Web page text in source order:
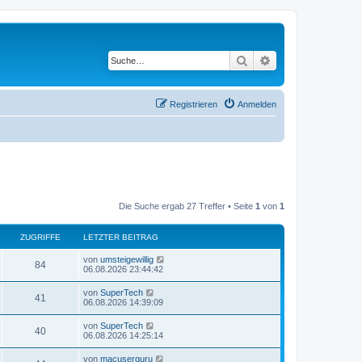
Suche
Anmelden
Registrieren
Die Suche ergab 27 Treffer • Seite 1 von 1
ZUGRIFFE LETZTER BEITRAG
84Z
u
r
i
L
e
t
e
r
B
e
i
t
von umsteigewillig
06.08.2026 23:44:42
41
u
L
e
t
e
r
B
von SuperTech
06.08.2026 14:39:09
40Z
u
L
e
von SuperTech
06.08.2026 14:25:14
L
von macuserguru